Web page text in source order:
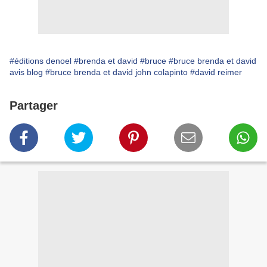
#éditions denoel #brenda et david #bruce #bruce brenda et david
avis blog #bruce brenda et david john colapinto #david reimer
Partager